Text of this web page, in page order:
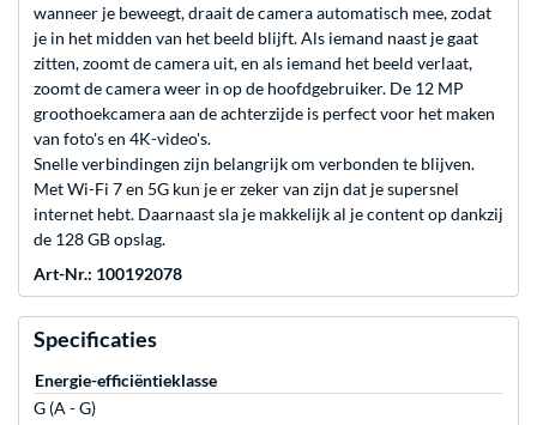
wanneer je beweegt, draait de camera automatisch mee, zodat
je in het midden van het beeld blijft. Als iemand naast je gaat
zitten, zoomt de camera uit, en als iemand het beeld verlaat,
zoomt de camera weer in op de hoofdgebruiker. De 12 MP
groothoekcamera aan de achterzijde is perfect voor het maken
van foto's en 4K-video's.
Snelle verbindingen zijn belangrijk om verbonden te blijven.
Met Wi-Fi 7 en 5G kun je er zeker van zijn dat je supersnel
internet hebt. Daarnaast sla je makkelijk al je content op dankzij
de 128 GB opslag.
Art-Nr.: 100192078
Specificaties
Energie-efficiëntieklasse
G (A - G)